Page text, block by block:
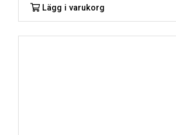
Lägg i varukorg